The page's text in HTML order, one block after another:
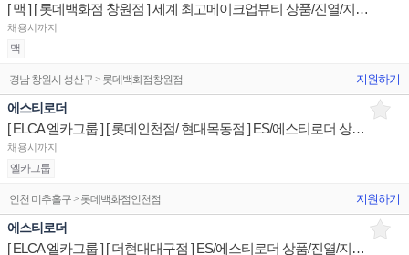
[ 맥 ] [ 롯데백화점 창원점 ] 세계 최고메이크업뷰티 상품/진열/지원 매장판매사원
채용시까지
맥
경남 창원시 성산구 > 롯데백화점창원점 지원하기
에스티로더
[ ELCA 엘카그룹 ] [ 롯데인천점/ 현대목동점 ] ES/에스티로더 상품/진열/지원 매장판매사원
채용시까지
엘카그룹
인천 미추홀구 > 롯데백화점인천점 지원하기
에스티로더
[ ELCA 엘카그룹 ] [ 더현대대구점 ] ES/에스티로더 상품/진열/지원 매장판매사원